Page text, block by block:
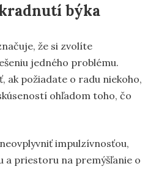
býka
že si zvolíte
jedného problému.
ak požiadate o radu niekoho,
ohľadom toho, čo
impulzívnosťou,
a priestoru na premýšľanie o